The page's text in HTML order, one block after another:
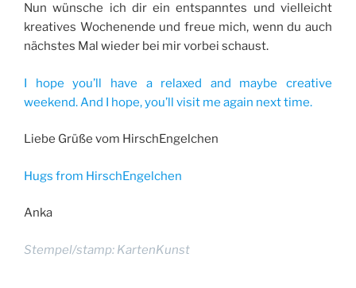
Nun wünsche ich dir ein entspanntes und vielleicht
kreatives Wochenende und freue mich, wenn du auch
nächstes Mal wieder bei mir vorbei schaust.
I hope you’ll have a relaxed and maybe creative
weekend. And I hope, you’ll visit me again next time.
Liebe Grüße vom HirschEngelchen
Hugs from HirschEngelchen
Anka
Stempel/stamp: KartenKunst